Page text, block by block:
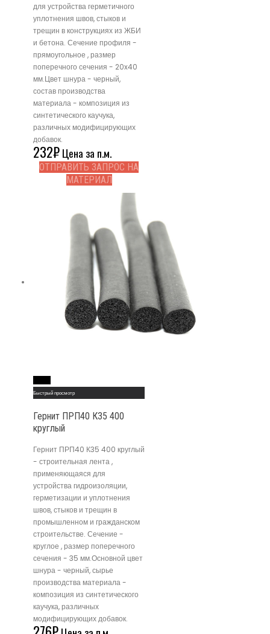
для устройства герметичного
уплотнения швов, стыков и
трещин в конструкциях из ЖБИ
и бетона. Сечение профиля -
прямоугольное , размер
поперечного сечения - 20x40
мм.Цвет шнура - черный,
состав производства
материала - композиция из
синтетического каучука,
различных модифицирующих
добавок.
232₽Цена за п.м.
ОТПРАВИТЬ ЗАПРОС НА
МАТЕРИАЛ
Быстрый просмотр
Гернит ПРП40 К35 400
круглый
Гернит ПРП40 К35 400 круглый
- строительная лента ,
применяющаяся для
устройства гидроизоляции,
герметизации и уплотнения
швов, стыков и трещин в
промышленном и гражданском
строительстве. Сечение -
круглое , размер поперечного
сечения - 35 мм.Основной цвет
шнура - черный, сырье
производства материала -
композиция из синтетического
каучука, различных
модифицирующих добавок.